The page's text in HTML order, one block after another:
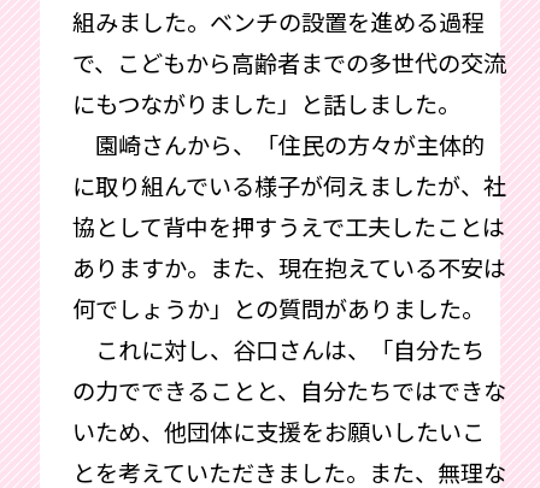
組みました。ベンチの設置を進める過程
で、こどもから高齢者までの多世代の交流
にもつながりました」と話しました。
園崎さんから、「住民の方々が主体的
に取り組んでいる様子が伺えましたが、社
協として背中を押すうえで工夫したことは
ありますか。また、現在抱えている不安は
何でしょうか」との質問がありました。
これに対し、谷口さんは、「自分たち
の力でできることと、自分たちではできな
いため、他団体に支援をお願いしたいこ
とを考えていただきました。また、無理な